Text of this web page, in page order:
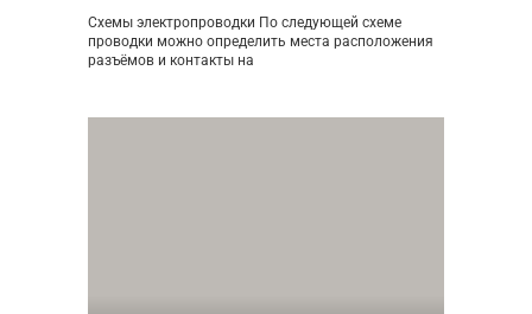
Схемы электропроводки По следующей схеме
проводки можно определить места расположения
разъёмов и контакты на